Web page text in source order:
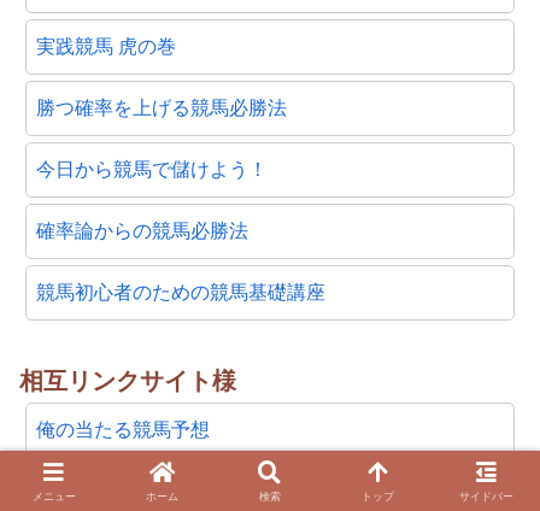
実践競馬 虎の巻
勝つ確率を上げる競馬必勝法
今日から競馬で儲けよう！
確率論からの競馬必勝法
競馬初心者のための競馬基礎講座
相互リンクサイト様
俺の当たる競馬予想
GO!競馬GO！
メニュー ホーム 検索 トップ サイドバー